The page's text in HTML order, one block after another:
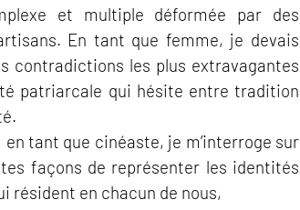
et multiple déformée par des
En tant que femme, je devais
contradictions les plus extravagantes
patriarcale qui hésite entre tradition
en tant que cinéaste, je m’interroge sur
façons de représenter les identités
résident en chacun de nous,